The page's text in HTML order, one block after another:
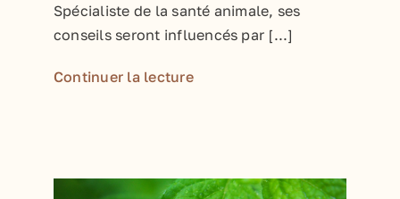
Spécialiste de la santé animale, ses
conseils seront influencés par [...]
Continuer la lecture